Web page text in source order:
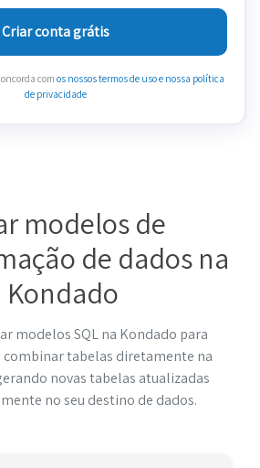
Criar conta grátis
com os nossos termos de usoe nossa política
de privacidade
modelos de
de dados na
Kondado
modelos SQL na Kondado para
tabelas diretamente na
novas tabelas atualizadas
no seu destino de dados.